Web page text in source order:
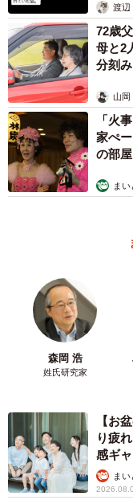
おはぎくんも若い頃
なくなったそう。そ
うになりました。
渡辺
72歳
母と2
分刻
山岡
「火
家ぺ
の部
まい
森岡 浩
姓氏研究家
【お
り疲
感ギ
ま